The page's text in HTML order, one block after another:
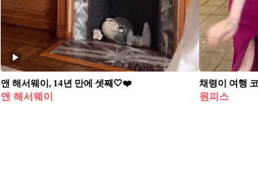
앤 해서웨이, 14년 만에 셋째🤍❤️
앤 해서웨이
채령이 여행
원피스